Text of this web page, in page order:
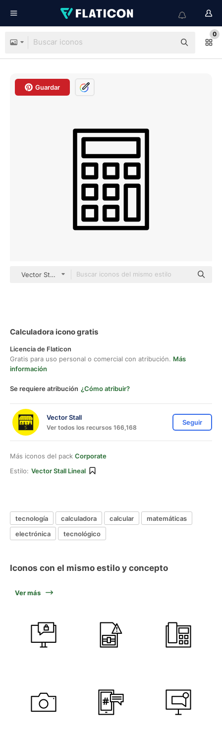
0
Guardar
Vector Stall Lineal
Calculadora icono gratis
Licencia de Flaticon
Gratis para uso personal o comercial con atribución. Más
información
Se requiere atribución ¿Cómo atribuir?
Vector Stall
Ver todos los recursos 166,168
Seguir
Más iconos del pack Corporate
Estilo: Vector Stall Lineal
tecnología calculadora calcular
matemáticas
electrónica
tecnológico
Iconos con el mismo estilo y concepto
Ver más